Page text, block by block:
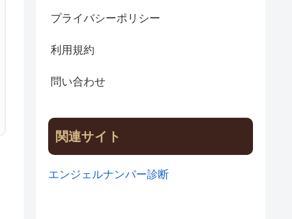
プライバシーポリシー
利用規約
問い合わせ
関連サイト
エンジェルナンバー診断